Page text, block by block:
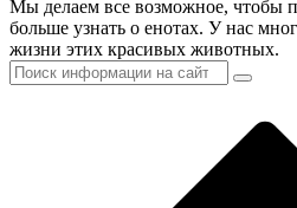
Мы делаем все возможное, чтобы
больше узнать о енотах. У нас
жизни этих красивых животных.